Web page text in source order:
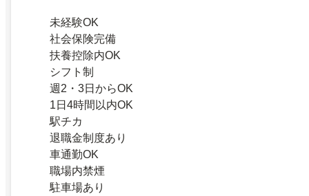
未経験OK
社会保険完備
扶養控除内OK
シフト制
週2・3日からOK
1日4時間以内OK
駅チカ
退職金制度あり
車通勤OK
職場内禁煙
駐車場あり